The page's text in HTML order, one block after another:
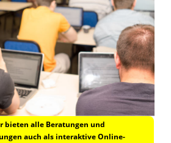
bieten alle Beratungen und
auch als interaktive Online-